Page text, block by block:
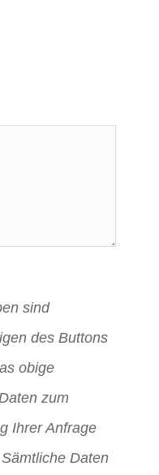
sind
des Buttons
obige
zum
Ihrer Anfrage
Daten